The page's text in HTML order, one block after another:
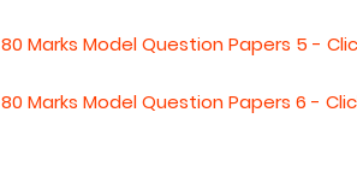
80 Marks Model Question Papers 5 -
80 Marks Model Question Papers 6 -